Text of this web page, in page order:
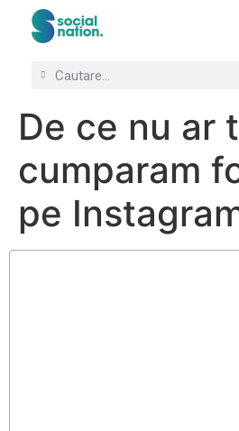
De ce nu ar
cumparam
pe